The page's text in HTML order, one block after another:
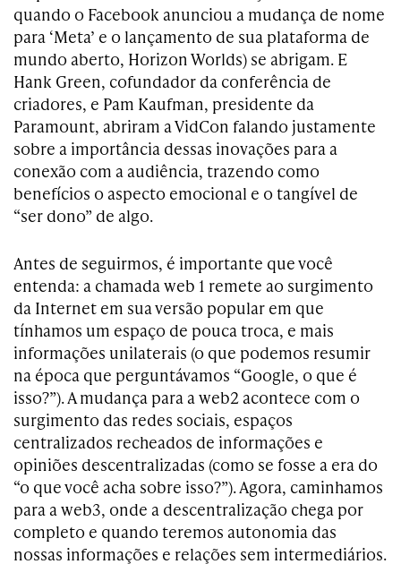
quando o Facebook anunciou a mudança de nome
para ‘Meta’ e o lançamento de sua plataforma de
mundo aberto, Horizon Worlds) se abrigam. E
Hank Green, cofundador da conferência de
criadores, e Pam Kaufman, presidente da
Paramount, abriram a VidCon falando justamente
sobre a importância dessas inovações para a
conexão com a audiência, trazendo como
benefícios o aspecto emocional e o tangível de
“ser dono” de algo.
Antes de seguirmos, é importante que você
entenda: a chamada web 1 remete ao surgimento
da Internet em sua versão popular em que
tínhamos um espaço de pouca troca, e mais
informações unilaterais (o que podemos resumir
na época que perguntávamos “Google, o que é
isso?”). A mudança para a web2 acontece com o
surgimento das redes sociais, espaços
centralizados recheados de informações e
opiniões descentralizadas (como se fosse a era do
“o que você acha sobre isso?”). Agora, caminhamos
para a web3, onde a descentralização chega por
completo e quando teremos autonomia das
nossas informações e relações sem intermediários.